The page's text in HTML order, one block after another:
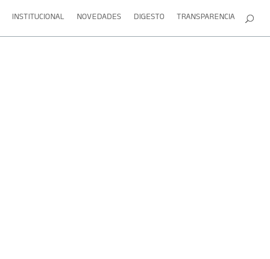
INSTITUCIONAL NOVEDADES DIGESTO TRANSPARENCIA